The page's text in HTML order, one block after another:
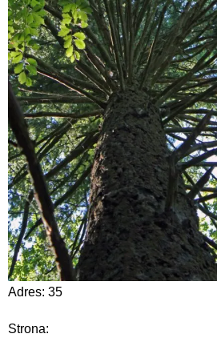
Adres: 35
Strona: